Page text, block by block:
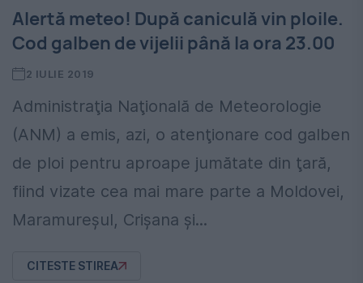
Alertă meteo! După caniculă vin ploile.
Cod galben de vijelii până la ora 23.00
2 IULIE 2019
Administraţia Naţională de Meteorologie
(ANM) a emis, azi, o atenţionare cod galben
de ploi pentru aproape jumătate din ţară,
fiind vizate cea mai mare parte a Moldovei,
Maramureşul, Crişana şi...
CITESTE STIREA